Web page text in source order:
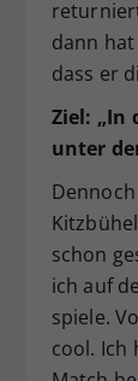
dann
dass er
Ziel: „In
unter
schon
ich auf
spiele.
cool. Ich